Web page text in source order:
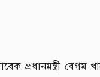
প্রধানমন্ত্রী বেগম